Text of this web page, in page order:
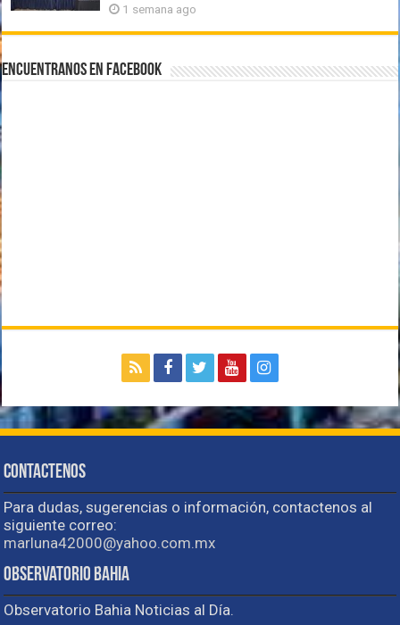
1 semana ago
Encuentranos en Facebook
Contactenos
Para dudas, sugerencias o información, contactenos al
siguiente correo:
marluna42000@yahoo.com.mx
Observatorio Bahia
Observatorio Bahia Noticias al Día.